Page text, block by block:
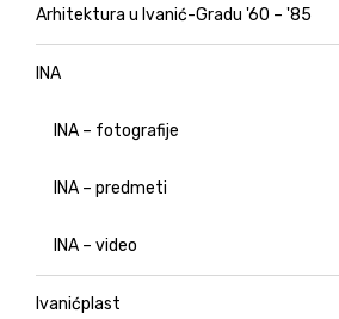
Arhitektura u Ivanić-Gradu '60 – '85
INA
INA – fotografije
INA – predmeti
INA – video
Ivanićplast